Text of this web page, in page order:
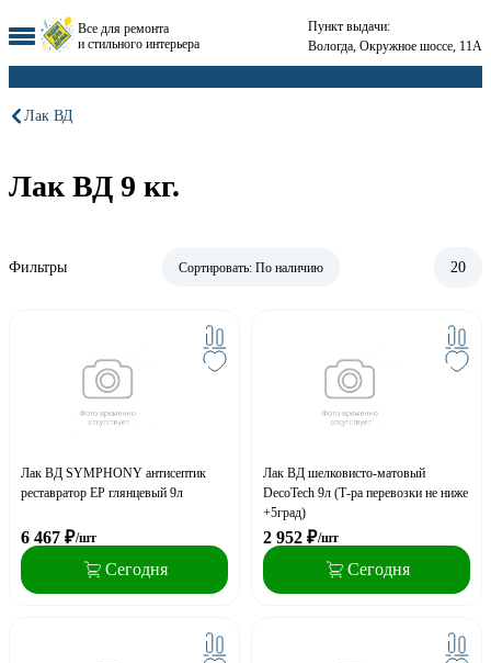
Все для ремонта
и стильного интерьера
Пункт выдачи:
Вологда, Окружное шоссе, 11А
Лак ВД
Лак ВД 9 кг.
Фильтры Сортировать: По наличию 20
Лак ВД SYMPHONY антисептик
реставратор EP глянцевый 9л
6 467 ₽/шт
Сегодня
Лак ВД шелковисто-матовый
DecoTech 9л (Т-ра перевозки не ниже
+5град)
2 952 ₽/шт
Сегодня